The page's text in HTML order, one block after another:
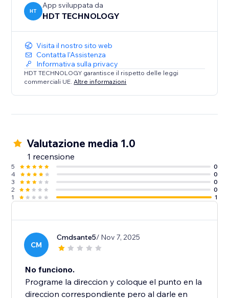
HT
App sviluppata da
HDT TECHNOLOGY
Visita il nostro sito web
Contatta l'Assistenza
Informativa sulla privacy
HDT TECHNOLOGY garantisce il rispetto delle leggi
commerciali UE. Altre informazioni
Valutazione media 1.0
1 recensione
5
0
4
0
3
0
2
0
1
1
CM
Cmdsante5/ Nov 7, 2025
No funciono.
Programe la direccion y coloque el punto en la
direccion correspondiente pero al darle en